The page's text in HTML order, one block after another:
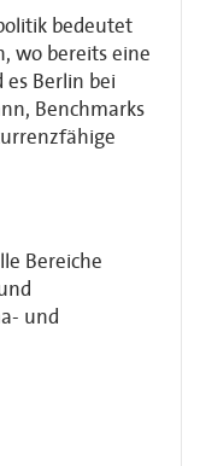
bedeutet
wo bereits eine
Berlin bei
Benchmarks
Bereiche
und